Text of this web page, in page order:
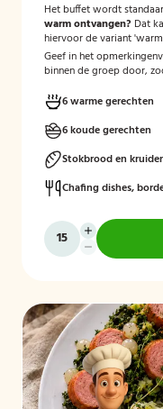
Het buffet wordt
warm ontvangen? Dat
hiervoor de variant
Geef in het
binnen de groep door,
6 warme gerechten
6 koude gerechten
Stokbrood en
Chafing dishes,